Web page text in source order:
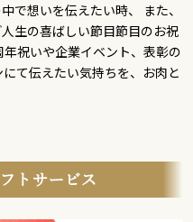
で想いを伝えたい時、 また、
生の喜ばしい節目節目のお祝
祝いや企業イベント、表彰の
て伝えたい気持ちを、お肉と
トサービス